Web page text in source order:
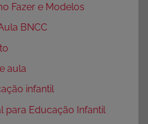
Fazer e Modelos
BNCC
aula
infantil
para Educação Infantil